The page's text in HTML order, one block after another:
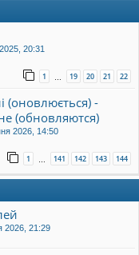
20:31
1 … 19 20 21 22
(оновлюється) -
(обновляются)
2026, 14:50
1 … 141 142 143 144
2026, 21:29